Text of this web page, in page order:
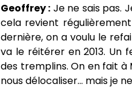
Geoffrey : Je ne sais pas.
cela revient
dernière, on a voulu le
va le réitérer en 2013. Un
des tremplins. On en fait à
nous délocaliser… mais je